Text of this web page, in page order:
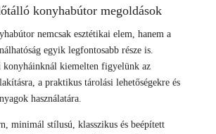
konyhabútor megoldások
nemcsak esztétikai elem, hanem a
egyik legfontosabb része is.
konyháinknál kiemelten figyelünk az
a praktikus tárolási lehetőségekre és
használatára.
minimál stílusú, klasszikus és beépített